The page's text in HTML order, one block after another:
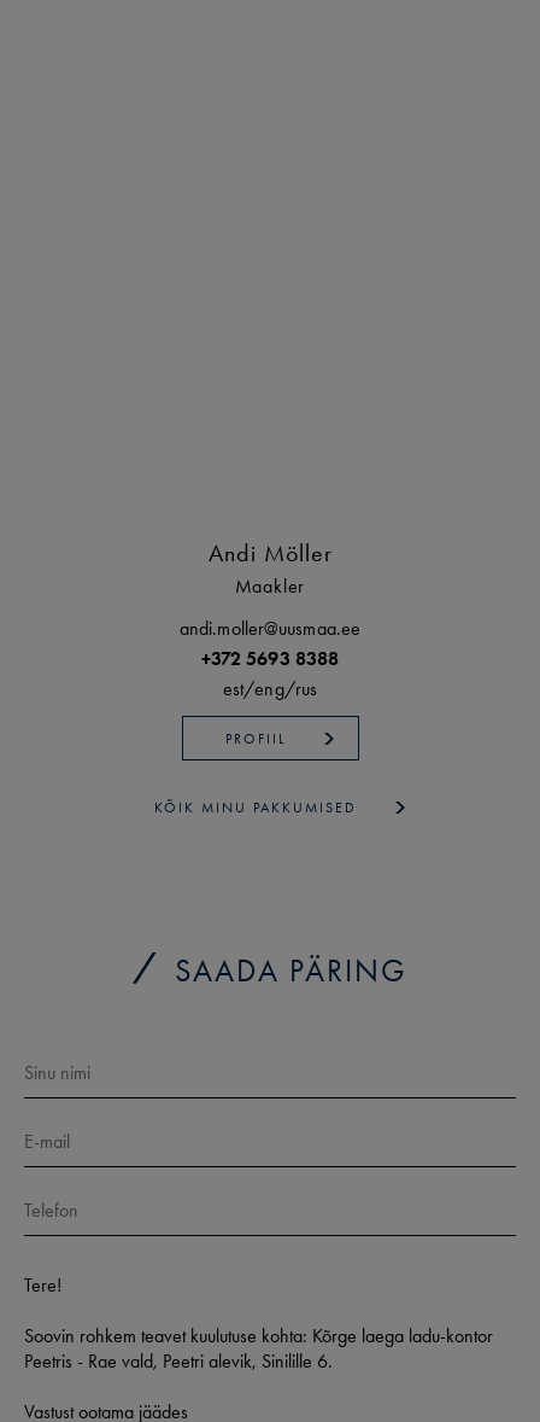
Andi Möller
Maakler
andi.moller@uusmaa.ee
+372 5693 8388
est/eng/rus
PROFIIL
KÕIK MINU PAKKUMISED
SAADA PÄRING